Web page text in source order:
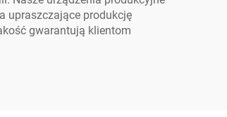
upraszczające produkcję
gwarantują klientom